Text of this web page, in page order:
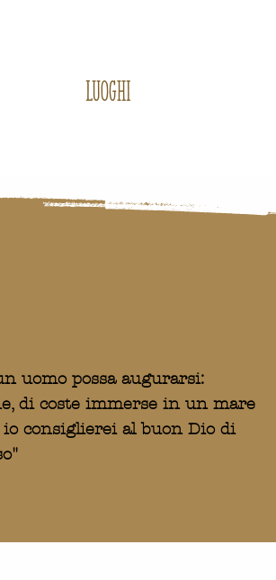
Luoghi
uomo possa augurarsi:
di coste immerse in un mare
consiglierei al buon Dio di
"